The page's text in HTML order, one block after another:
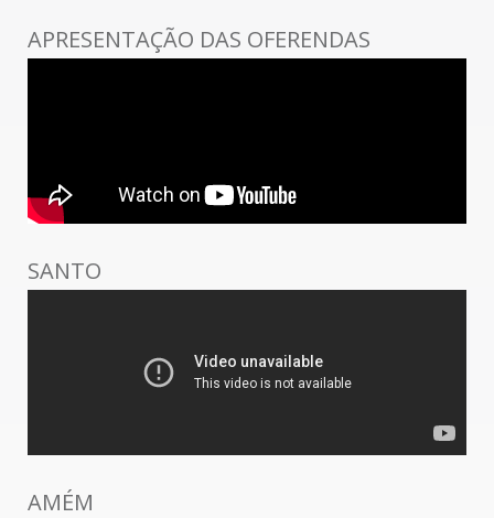
APRESENTAÇÃO DAS OFERENDAS
SANTO
AMÉM